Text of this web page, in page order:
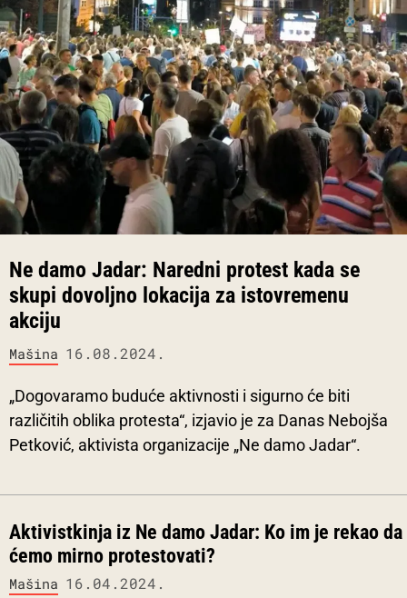
Ne damo Jadar: Naredni protest kada se
skupi dovoljno lokacija za istovremenu
akciju
Mašina 16.08.2024.
„Dogovaramo buduće aktivnosti i sigurno će biti
različitih oblika protesta“, izjavio je za Danas Nebojša
Petković, aktivista organizacije „Ne damo Jadar“.
Aktivistkinja iz Ne damo Jadar: Ko im je rekao da
ćemo mirno protestovati?
Mašina 16.04.2024.